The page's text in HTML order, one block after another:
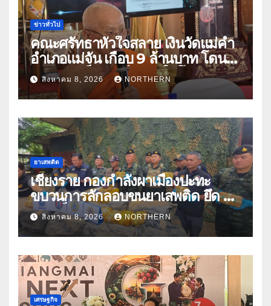
ข่าวทั่วไป
คณะศรัทธาหัวใจสลาย เงินวัดแม่คำ
อำเภอแม่จัน เกือบ 9 ล้านบาท โดน
แก๊งคอลเซ็นเตอร์หลอกให้โอนข้าม
ปีกว่า 66 บัญชี
สิงหาคม 8, 2026 NORTHERN
ยาเสพติด
เชียงราย กองกำลังผาเมืองปะทะ
ขบวนการลักลอบขนยาเสพติด ยึด 2
ล้านเม็ด
สิงหาคม 8, 2026 NORTHERN
เศรษฐกิจ